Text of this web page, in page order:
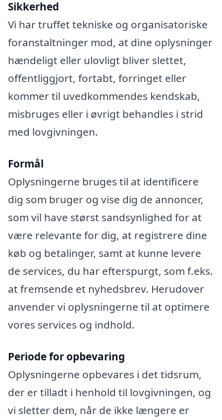
Sikkerhed
Vi har truffet tekniske og organisatoriske
foranstaltninger mod, at dine oplysninger
hændeligt eller ulovligt bliver slettet,
offentliggjort, fortabt, forringet eller
kommer til uvedkommendes kendskab,
misbruges eller i øvrigt behandles i strid
med lovgivningen.
Formål
Oplysningerne bruges til at identificere
dig som bruger og vise dig de annoncer,
som vil have størst sandsynlighed for at
være relevante for dig, at registrere dine
køb og betalinger, samt at kunne levere
de services, du har efterspurgt, som f.eks.
at fremsende et nyhedsbrev. Herudover
anvender vi oplysningerne til at optimere
vores services og indhold.
Periode for opbevaring
Oplysningerne opbevares i det tidsrum,
der er tilladt i henhold til lovgivningen, og
vi sletter dem, når de ikke længere er